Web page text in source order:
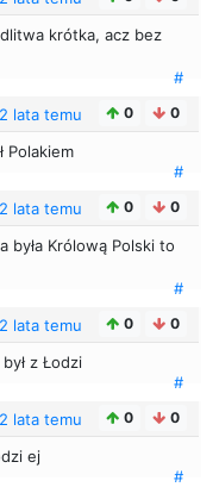
krótka, acz bez
#
2 lata temu 0 0
Polakiem
#
2 lata temu 0 0
była Królową Polski to
#
2 lata temu 0 0
z Łodzi
#
2 lata temu 0 0
ej
#